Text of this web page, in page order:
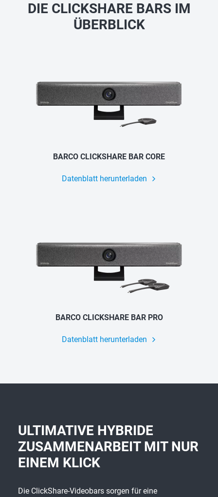
DIE CLICKSHARE BARS IM
ÜBERBLICK
BARCO CLICKSHARE BAR CORE
Datenblatt herunterladen
BARCO CLICKSHARE BAR PRO
Datenblatt herunterladen
ULTIMATIVE HYBRIDE
ZUSAMMENARBEIT MIT NUR
EINEM KLICK
Die ClickShare-Videobars sorgen für eine